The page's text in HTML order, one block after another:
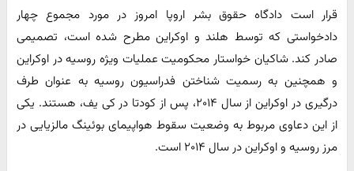
قرار است دادگاه حقوق بشر اروپا امروز در مورد مجموع چهار
دادخواستی که توسط هلند و اوکراین مطرح شده است، تصمیمی
صادر کند. شاکیان خواستار محکومیت عملیات ویژه روسیه در اوکراین
و همچنین به رسمیت شناختن فدراسیون روسیه به عنوان طرف
درگیری در اوکراین از سال ۲۰۱۴، پس از کودتا در کی یف، هستند. یکی
از این دعاوی مربوط به وضعیت سقوط هواپیمای بوئینگ مالزیایی در
مرز روسیه و اوکراین در سال ۲۰۱۴ است.